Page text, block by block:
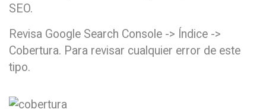
SEO.
Revisa Google Search Console -> Índice ->
Cobertura. Para revisar cualquier error de este
tipo.